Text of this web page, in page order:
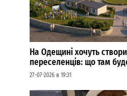
На Одещині хочуть
переселенців: що там
27-07-2026 в 19:31